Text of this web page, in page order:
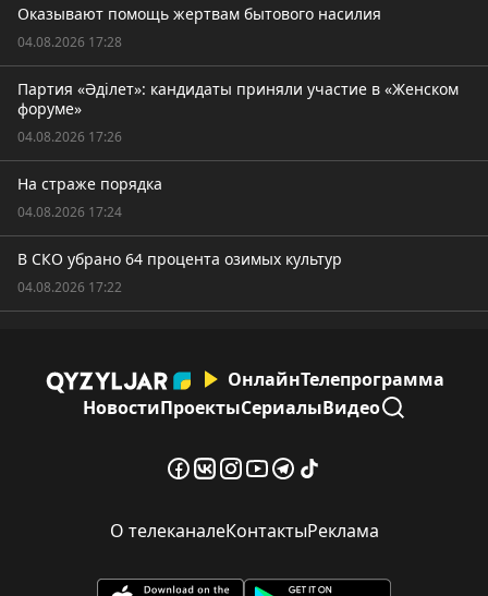
Оказывают помощь жертвам бытового насилия
04.08.2026 17:28
Партия «Әділет»: кандидаты приняли участие в «Женском
форуме»
04.08.2026 17:26
На страже порядка
04.08.2026 17:24
В СКО убрано 64 процента озимых культур
04.08.2026 17:22
ОнлайнТелепрограмма
НовостиПроектыСериалыВидео
О телеканалеКонтактыРеклама